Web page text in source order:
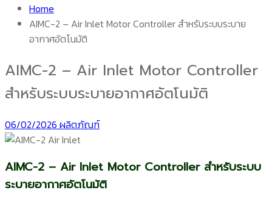
Home
AIMC-2 – Air Inlet Motor Controller สำหรับระบบระบาย
อากาศอัตโนมัติ
AIMC-2 – Air Inlet Motor Controller
สำหรับระบบระบายอากาศอัตโนมัติ
06/02/2026 ผลิตภัณฑ์
AIMC-2 – Air Inlet Motor Controller สำหรับระบบ
ระบายอากาศอัตโนมัติ